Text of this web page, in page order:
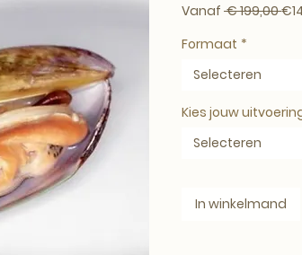
Vanaf € 199,00
Formaat *
Selecteren
Kies jouw
Selecteren
In winkelmand